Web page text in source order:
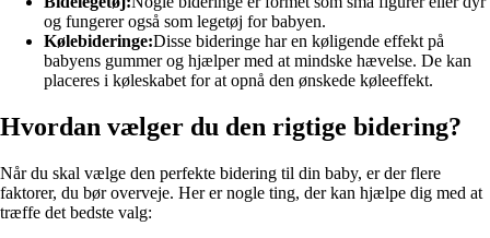
og fungerer også som legetøj for babyen.
Kølebideringe:Disse bideringe har en køligende effekt på
babyens gummer og hjælper med at mindske hævelse. De kan
placeres i køleskabet for at opnå den ønskede køleeffekt.
Hvordan vælger du den rigtige bidering?
Når du skal vælge den perfekte bidering til din baby, er der flere
faktorer, du bør overveje. Her er nogle ting, der kan hjælpe dig med at
træffe det bedste valg: